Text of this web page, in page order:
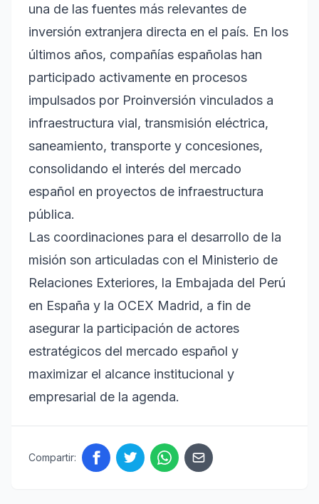
una de las fuentes más relevantes de
inversión extranjera directa en el país. En los
últimos años, compañías españolas han
participado activamente en procesos
impulsados por Proinversión vinculados a
infraestructura vial, transmisión eléctrica,
saneamiento, transporte y concesiones,
consolidando el interés del mercado
español en proyectos de infraestructura
pública.
Las coordinaciones para el desarrollo de la
misión son articuladas con el Ministerio de
Relaciones Exteriores, la Embajada del Perú
en España y la OCEX Madrid, a fin de
asegurar la participación de actores
estratégicos del mercado español y
maximizar el alcance institucional y
empresarial de la agenda.
Compartir: